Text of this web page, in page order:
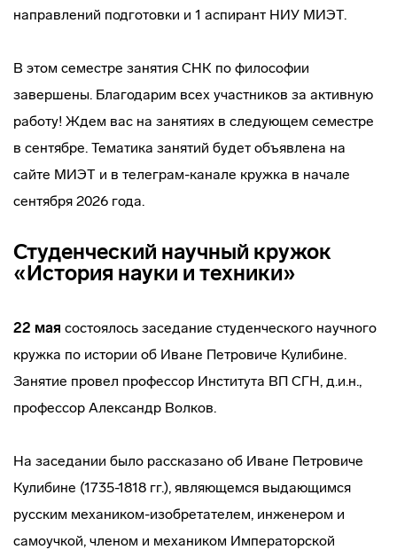
направлений подготовки и 1 аспирант НИУ МИЭТ.
В этом семестре занятия СНК по философии
завершены. Благодарим всех участников за активную
работу! Ждем вас на занятиях в следующем семестре
в сентябре. Тематика занятий будет объявлена на
сайте МИЭТ и в телеграм-канале кружка в начале
сентября 2026 года.
Студенческий научный кружок
«История науки и техники»
22 мая состоялось заседание студенческого научного
кружка по истории об Иване Петровиче Кулибине.
Занятие провел профессор Института ВП СГН, д.и.н.,
профессор Александр Волков.
На заседании было рассказано об Иване Петровиче
Кулибине (1735-1818 гг.), являющемся выдающимся
русским механиком-изобретателем, инженером и
самоучкой, членом и механиком Императорской